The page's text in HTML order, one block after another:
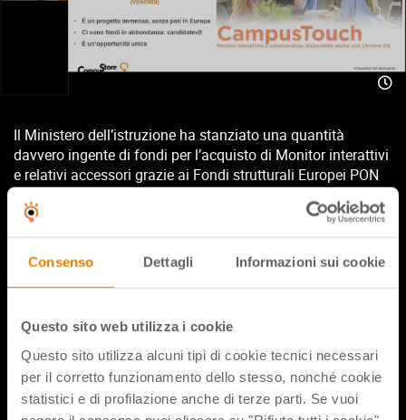
Consenso Dettagli Informazioni sui cookie
Questo sito web utilizza i cookie
Questo sito utilizza alcuni tipi di cookie tecnici necessari
per il corretto funzionamento dello stesso, nonché cookie
statistici e di profilazione anche di terze parti. Se vuoi
Il Ministero dell’istruzione ha stanziato una quantità
davvero ingente di fondi per l’acquisto di Monitor interattivi
e relativi accessori grazie ai Fondi strutturali Europei PON
Il bando è rivolto a istituzioni scolastiche statali e CPIA.
Il webinar è gratuito e certificato per chi partecipa in diretta.
Se non puoi partecipare live ti consigliamo comunque di
iscriverti: ti invieremo slide e registrazione alla fine
dell’incontro!
https://www.campustore.it/pon-digital-board
Condividi flix